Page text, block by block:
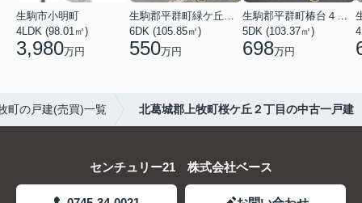
生駒市小明町
4LDK (98.01㎡)
3,980万円
生駒郡平群町緑ケ丘５丁目
6DK (105.85㎡)
550万円
生駒郡平群町椿台４丁目
5DK (103.37㎡)
698万円
町の戸建(売買)一覧 北葛城郡上牧町桜ケ丘２丁目の中古一戸建
センチュリー21 株式会社ベース